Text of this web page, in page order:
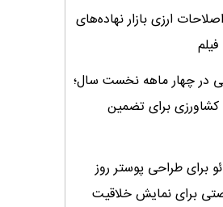
ارزی بازار نهاده‌های
مالی ۱۳۳ همتی در چهار ماهه نخست سال؛
کشاورزی برای تضمین
برای طراحی پوستر روز
۲۰۲۶/ فرصتی برای نمایش خلاقیت